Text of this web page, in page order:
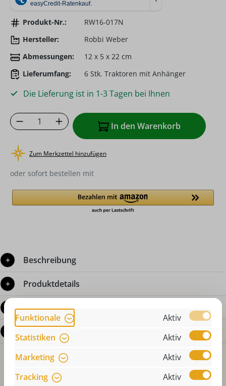
Produkt-Nr.:
RW16-017N
Hersteller:
Robbi Weber
Abmessungen:
12 x 5 x 22 cm
Lieferumfang:
6 Stk. Traktoren mit Anhänger
Die Lieferung ist in 1-3 Tagen bei Ihnen
Produkt Anzahl: Gib den gewünschten
In den Warenkorb
Zum Merkzettel hinzufügen
oder sofort bestellen mit
Beschreibung
Produktdetails
Bewertungen
Fragen zum Produkt
Funktionale
Aktiv
Statistiken
Aktiv
Marketing
Aktiv
Tracking
Aktiv